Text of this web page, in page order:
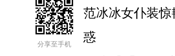
分享至手机
范冰冰女仆装
惑